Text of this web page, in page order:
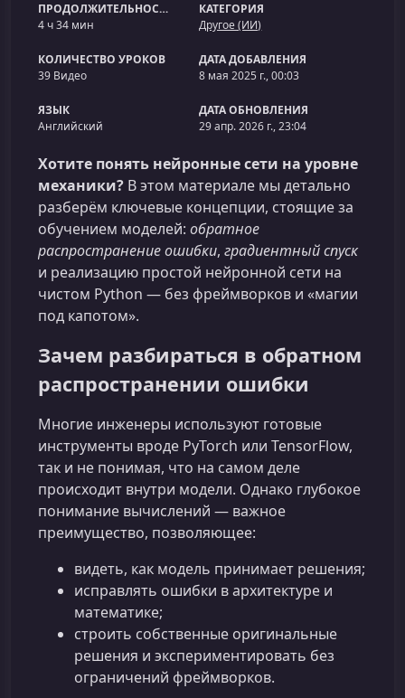
ПРОДОЛЖИТЕЛЬНОСТЬ
4 ч 34 мин
КАТЕГОРИЯ
Другое (ИИ)
КОЛИЧЕСТВО УРОКОВ
39 Видео
ДАТА ДОБАВЛЕНИЯ
8 мая 2025 г., 00:03
ЯЗЫК
Английский
ДАТА ОБНОВЛЕНИЯ
29 апр. 2026 г., 23:04
Хотите понять нейронные сети на уровне
механики? В этом материале мы детально
разберём ключевые концепции, стоящие за
обучением моделей: обратное
распространение ошибки, градиентный спуск
и реализацию простой нейронной сети на
чистом Python — без фреймворков и «магии
под капотом».
Зачем разбираться в обратном
распространении ошибки
Многие инженеры используют готовые
инструменты вроде PyTorch или TensorFlow,
так и не понимая, что на самом деле
происходит внутри модели. Однако глубокое
понимание вычислений — важное
преимущество, позволяющее:
видеть, как модель принимает решения;
исправлять ошибки в архитектуре и
математике;
строить собственные оригинальные
решения и экспериментировать без
ограничений фреймворков.